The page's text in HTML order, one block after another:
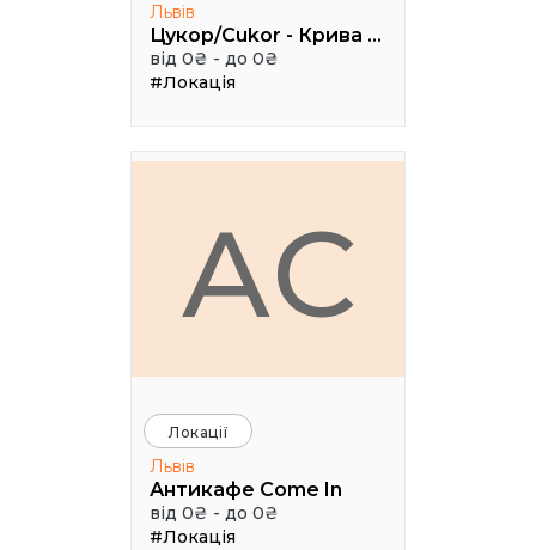
Львів
Цукор/Cukor - Крива Липа, 3
від 0₴ - до 0₴
#Локація
АC
Локації
Львів
Антикафе Come In
від 0₴ - до 0₴
#Локація